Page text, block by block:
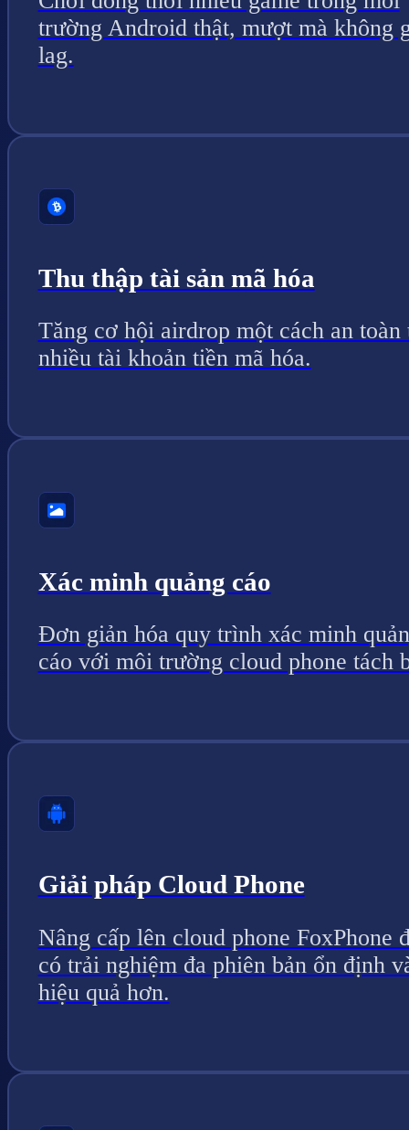
trường Android thật, mượt mà không
lag.
Thu thập tài sản mã hóa
Tăng cơ hội airdrop một cách an toàn
nhiều tài khoản tiền mã hóa.
Xác minh quảng cáo
Đơn giản hóa quy trình xác minh
cáo với môi trường cloud phone tách
Giải pháp Cloud Phone
Nâng cấp lên cloud phone FoxPhone
có trải nghiệm đa phiên bản ổn định
hiệu quả hơn.